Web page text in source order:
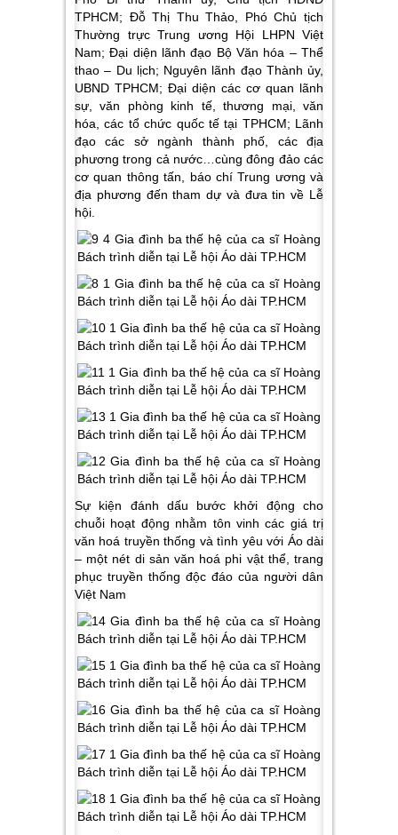
TPHCM; Đỗ Thị Thu Thảo, Phó Chủ tịch
Thường trực Trung ương Hội LHPN Việt
Nam; Đại diện lãnh đạo Bộ Văn hóa – Thể
thao – Du lịch; Nguyên lãnh đạo Thành ủy,
UBND TPHCM; Đại diện các cơ quan lãnh
sự, văn phòng kinh tế, thương mại, văn
hóa, các tổ chức quốc tế tại TPHCM; Lãnh
đạo các sở ngành thành phố, các địa
phương trong cả nước…cùng đông đảo các
cơ quan thông tấn, báo chí Trung ương và
địa phương đến tham dự và đưa tin về Lễ
hội.
Sự kiện đánh dấu bước khởi động cho
chuỗi hoạt động nhằm tôn vinh các giá trị
văn hoá truyền thống và tình yêu với Áo dài
– một nét di sản văn hoá phi vật thể, trang
phục truyền thống độc đáo của người dân
Việt Nam